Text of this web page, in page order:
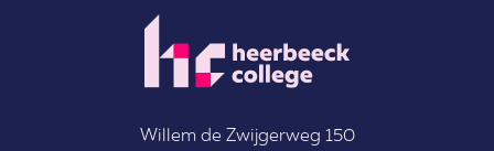
Willem de Zwijgerweg 150